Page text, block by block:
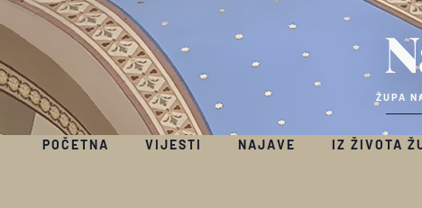
ŽUPA
POČETNA VIJESTI NAJAVE IZ ŽIVOTA